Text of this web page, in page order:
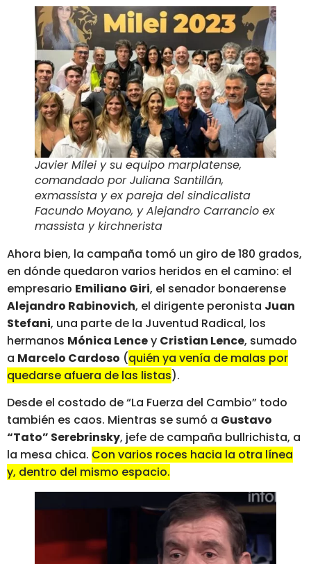
Javier Milei y su equipo marplatense,
comandado por Juliana Santillán,
exmassista y ex pareja del sindicalista
Facundo Moyano, y Alejandro Carrancio ex
massista y kirchnerista
Ahora bien, la campaña tomó un giro de 180 grados,
en dónde quedaron varios heridos en el camino: el
empresario Emiliano Giri, el senador bonaerense
Alejandro Rabinovich, el dirigente peronista Juan
Stefani, una parte de la Juventud Radical, los
hermanos Mónica Lencey Cristian Lence, sumado
a Marcelo Cardoso (quién ya venía de malas por
quedarse afuera de las listas).
Desde el costado de “La Fuerza del Cambio” todo
también es caos. Mientras se sumó a Gustavo
“Tato” Serebrinsky, jefe de campaña bullrichista, a
la mesa chica. Con varios roces hacia la otra línea
y, dentro del mismo espacio.